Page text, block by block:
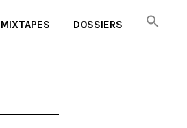
MIXTAPES DOSSIERS